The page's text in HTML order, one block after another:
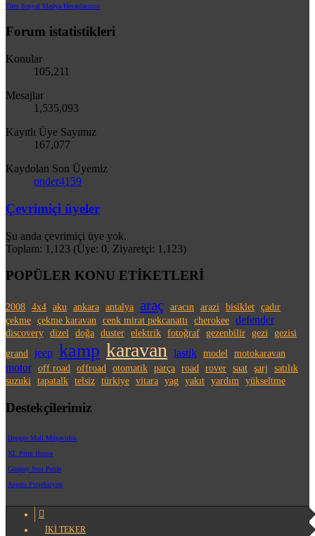
Tüm Sosyal Medya Hesaplarımız
Forum istatistikleri
Konular
105,211
Mesajlar
1,535,093
Kayıtlı Üye Sayımız
167,077
Kaydolan Son Üyemiz
onder4159
Çevrimiçi üyeler
Şu anda çevrimiçi üye yok.
Toplam: 1,123 (Üye: 0, Ziyaretçi: 1,123)
POPÜLER KONU ETİKETLERİ
2008 4x4 aku ankara antalya araç aracın arazi bisiklet çadır
çekme çekme karavan cenk mirat pekcanattı cherokee defender
discovery dizel doğa duster elektrik fotoğraf gezenbilir gezi
gezisi
grand
jeep kamp karavan lastik model motokaravan
motor off road offroad otomatik parça road rover saat şarj
satılık
suzuki
tapatalk telsiz türkiye vitara yag yakıt yardım yükseltme
Destekçilerimiz
Hepgur Mali Müşavirlik
XL Print House
Günpay Stor Perde
Aspera Projeksiyon
İKİ TEKER